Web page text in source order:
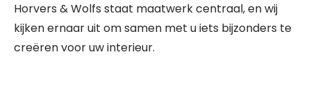
Horvers & Wolfs staat maatwerk centraal, en wij
kijken ernaar uit om samen met u iets bijzonders te
creëren voor uw interieur.